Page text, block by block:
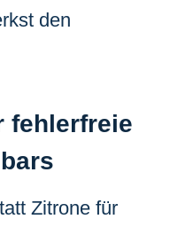
den
fehlerfreie
Zitrone für